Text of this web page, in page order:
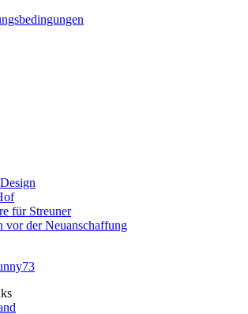
für Streuner
vor der Neuanschaffung